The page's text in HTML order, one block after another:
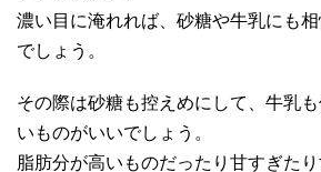
濃い目に淹れれば、砂糖や牛乳にも
でしょう。
その際は砂糖も控えめにして、牛乳
いものがいいでしょう。
脂肪分が高いものだったり甘すぎた